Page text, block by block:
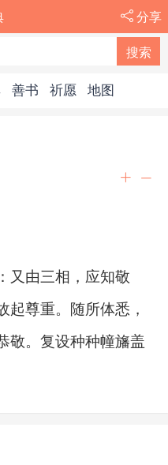
分享
善书 祈愿 地图
又由三相，应知敬
起尊重。随所体悉，
敬。复设种种幢旛盖